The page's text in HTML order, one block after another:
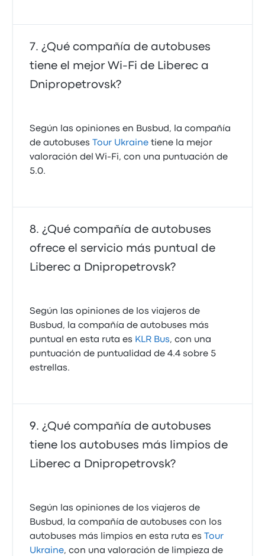
¿Qué compañía de autobuses
tiene el mejor Wi-Fi de Liberec a
Dnipropetrovsk?
Según las opiniones en Busbud, la compañía
de autobusesTour Ukraine tiene la mejor
valoración del Wi-Fi, con una puntuación de
5.0.
¿Qué compañía de autobuses
ofrece el servicio más puntual de
Liberec a Dnipropetrovsk?
Según las opiniones de los viajeros de
Busbud, la compañía de autobuses más
puntual en esta ruta es KLR Bus, con una
puntuación de puntualidad de 4.4 sobre 5
estrellas.
¿Qué compañía de autobuses
tiene los autobuses más limpios de
Liberec a Dnipropetrovsk?
Según las opiniones de los viajeros de
Busbud, la compañía de autobuses con los
autobuses más limpios en esta ruta esTour
Ukraine, con una valoración de limpieza de